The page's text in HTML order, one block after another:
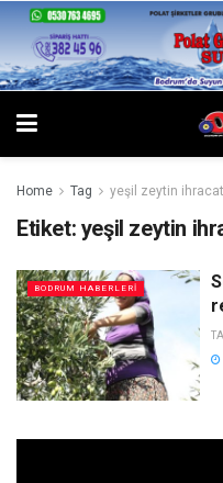
Home Tag yeşil zeytin
Etiket: yeşil zeytin
BODRUM HABERLERI